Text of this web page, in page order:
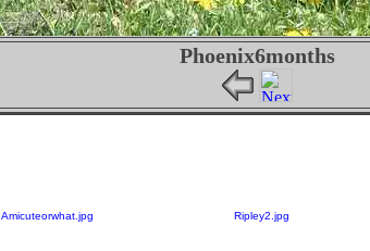
Phoenix6months
Amicuteorwhat.jpg Ripley2.jpg